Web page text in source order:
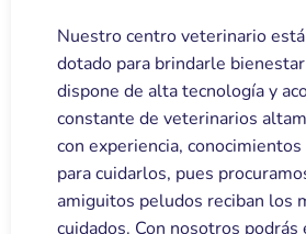
Nuestro centro veterinario
dotado para brindarle
dispone de alta tecnología y
constante de veterinarios
con experiencia,
para cuidarlos, pues
amiguitos peludos reciban los
cuidados. Con nosotros